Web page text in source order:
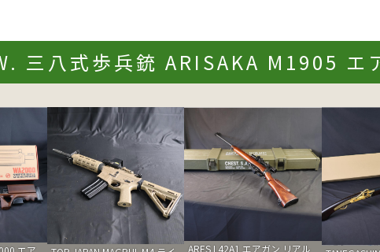
三八式歩兵銃 ARISAKA M1905 エ
ARES L42A1 エアガン リアル